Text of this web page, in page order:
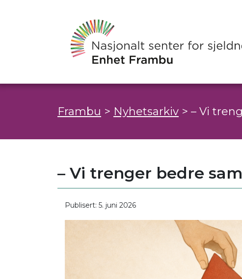
Frambu > Nyhetsarkiv > – Vi
– Vi trenger bedre
Publisert: 5. juni 2026